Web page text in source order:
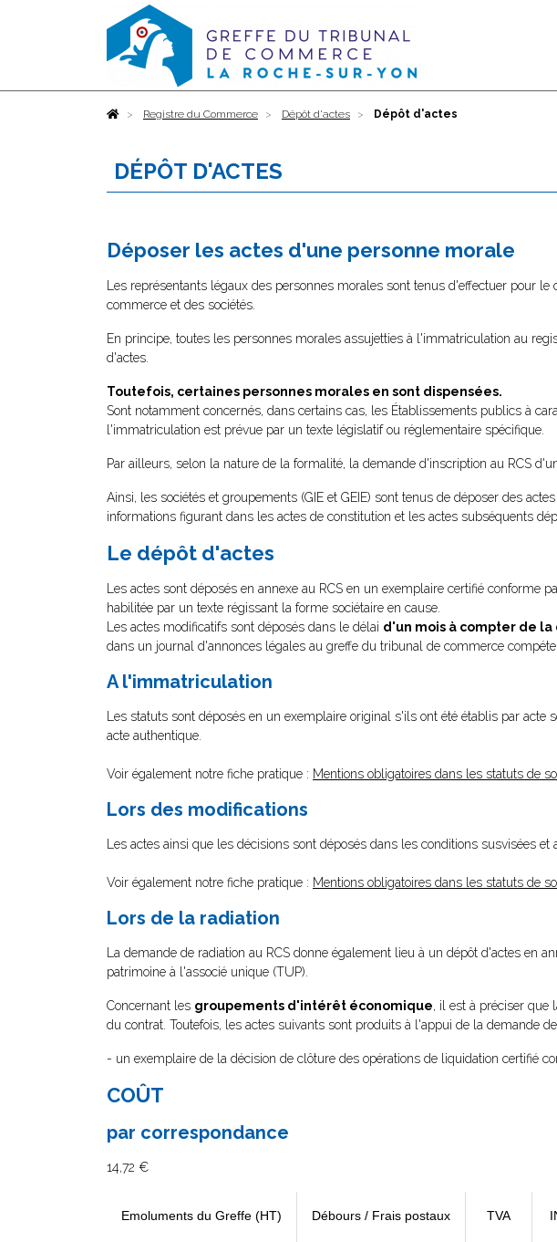
AccueilRegistre du Commerce Dépôt d'actes Dépôt d'actes
DÉPÔT D'ACTES
Déposer les actes d'une personne morale
Les représentants légaux des personnes morales sont tenus d'effectuer pour
commerce et des sociétés.
En principe, toutes les personnes morales assujetties à l'immatriculation au
d'actes.
Toutefois, certaines personnes morales en sont dispensées.
Sont notamment concernés, dans certains cas, les Établissements publics à
l'immatriculation est prévue par un texte législatif ou réglementaire spécifique.
Par ailleurs, selon la nature de la formalité, la demande d'inscription au RCS
Ainsi, les sociétés et groupements (GIE et GEIE) sont tenus de déposer des
informations figurant dans les actes de constitution et les actes subséquents
Le dépôt d'actes
Les actes sont déposés en annexe au RCS en un exemplaire certifié
habilitée par un texte régissant la forme sociétaire en cause.
Les actes modificatifs sont déposés dans le délai d'un mois à compter de
dans un journal d'annonces légales au greffe du tribunal de commerce
A l'immatriculation
Les statuts sont déposés en un exemplaire original s'ils ont été établis par
acte authentique.
Voir également notre fiche pratique : Mentions obligatoires dans les statuts de
Lors des modifications
Les actes ainsi que les décisions sont déposés dans les conditions susvisées
Voir également notre fiche pratique : Mentions obligatoires dans les statuts de
Lors de la radiation
La demande de radiation au RCS donne également lieu à un dépôt d'actes en
patrimoine à l'associé unique (TUP).
Concernant les groupements d'intérêt économique, il est à préciser que
du contrat. Toutefois, les actes suivants sont produits à l'appui de la demande
- un exemplaire de la décision de clôture des opérations de liquidation certifié
COÛT
par correspondance
14,72 €
Emoluments du Greffe (HT) Débours / Frais postaux TVA